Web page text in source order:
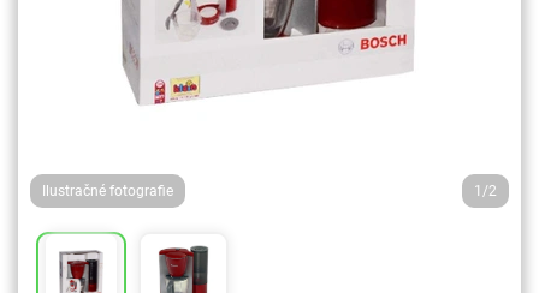
Ilustračné fotografie 1/2